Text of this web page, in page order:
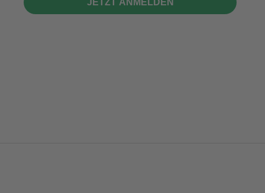
JETZT ANMELDEN